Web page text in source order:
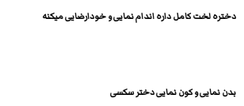
دختره لخت کامل داره اندام نمایی و خودارضایی میکنه
بدن نمایی و کون نمایی دختر سکسی